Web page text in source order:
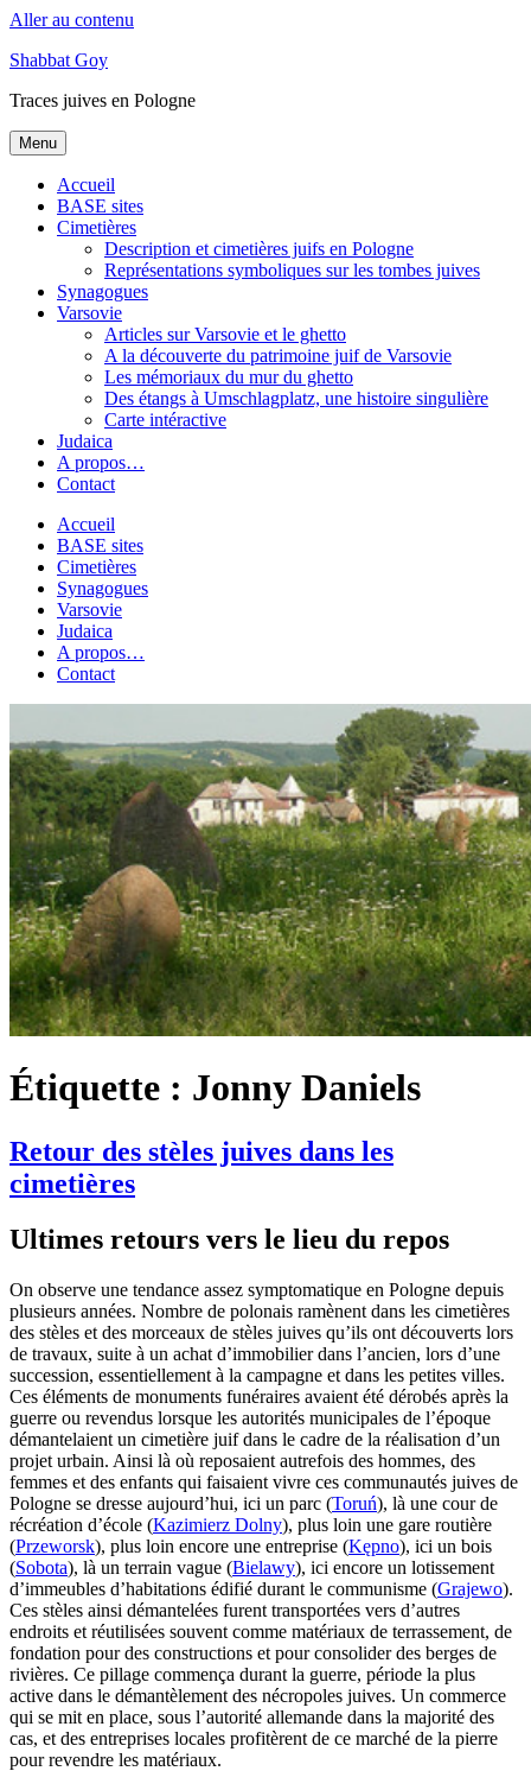
Aller au contenu
Shabbat Goy
Traces juives en Pologne
Menu
Accueil
BASE sites
Cimetières
Description et cimetières juifs en Pologne
Représentations symboliques sur les tombes juives
Synagogues
Varsovie
Articles sur Varsovie et le ghetto
A la découverte du patrimoine juif de Varsovie
Les mémoriaux du mur du ghetto
Des étangs à Umschlagplatz, une histoire singulière
Carte intéractive
Judaica
A propos…
Contact
Accueil
BASE sites
Cimetières
Synagogues
Varsovie
Judaica
A propos…
Contact
Étiquette : Jonny Daniels
Retour des stèles juives dans les
cimetières
Ultimes retours vers le lieu du repos
On observe une tendance assez symptomatique en Pologne depuis
plusieurs années. Nombre de polonais ramènent dans les cimetières
des stèles et des morceaux de stèles juives qu’ils ont découverts lors
de travaux, suite à un achat d’immobilier dans l’ancien, lors d’une
succession, essentiellement à la campagne et dans les petites villes.
Ces éléments de monuments funéraires avaient été dérobés après la
guerre ou revendus lorsque les autorités municipales de l’époque
démantelaient un cimetière juif dans le cadre de la réalisation d’un
projet urbain. Ainsi là où reposaient autrefois des hommes, des
femmes et des enfants qui faisaient vivre ces communautés juives de
Pologne se dresse aujourd’hui, ici un parc (Toruń), là une cour de
récréation d’école (Kazimierz Dolny), plus loin une gare routière
(Przeworsk), plus loin encore une entreprise (Kępno), ici un bois
(Sobota), là un terrain vague (Bielawy), ici encore un lotissement
d’immeubles d’habitations édifié durant le communisme (Grajewo).
Ces stèles ainsi démantelées furent transportées vers d’autres
endroits et réutilisées souvent comme matériaux de terrassement, de
fondation pour des constructions et pour consolider des berges de
rivières. Ce pillage commença durant la guerre, période la plus
active dans le démantèlement des nécropoles juives. Un commerce
qui se mit en place, sous l’autorité allemande dans la majorité des
cas, et des entreprises locales profitèrent de ce marché de la pierre
pour revendre les matériaux.